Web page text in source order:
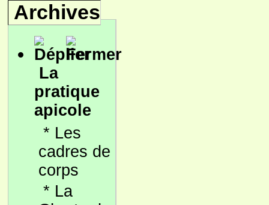
Archives
La
pratique
apicole
* Les
cadres de
corps
* La